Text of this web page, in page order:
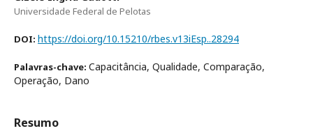
Universidade Federal de Pelotas
DOI: https://doi.org/10.15210/rbes.v13iEsp..28294
Palavras-chave: Capacitância, Qualidade, Comparação,
Operação, Dano
Resumo